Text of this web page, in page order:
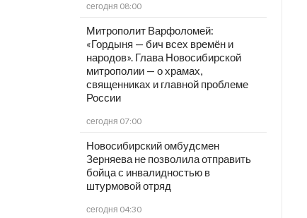
сегодня 08:00
Митрополит Варфоломей:
«Гордыня — бич всех времён и
народов». Глава Новосибирской
митрополии — о храмах,
священниках и главной проблеме
России
сегодня 07:00
Новосибирский омбудсмен
Зерняева не позволила отправить
бойца с инвалидностью в
штурмовой отряд
сегодня 04:30